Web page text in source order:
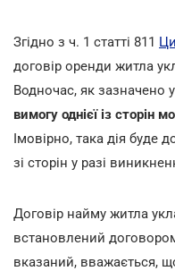
Згідно з ч. 1 статті 811
договір оренди житла
Водночас, як зазначено
вимогу однієї із сторін
Імовірно, така дія буде
зі сторін у разі
Договір найму житла
встановлений
вказаний, вважається,